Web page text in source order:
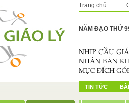
Trang chủ
NĂM ĐẠO THỨ
TIN TỨC